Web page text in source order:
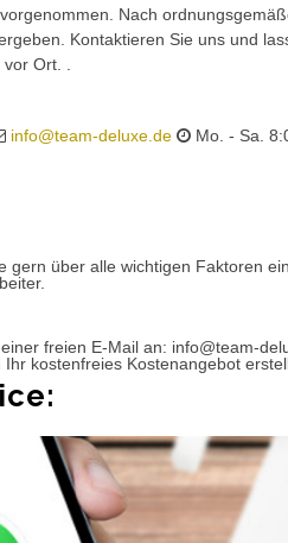
Nach
Kontaktieren Sie uns und
Ort. .
info@team-deluxe.de Mo. - Sa.
gern über alle wichtigen Faktoren
freien E-Mail an: info@team-
kostenfreies Kostenangebot